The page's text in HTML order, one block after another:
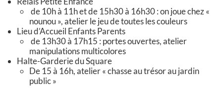
de 10h à 11h et de 15h30 à 16h30 : on joue chez «
nounou », atelier le jeu de toutes les couleurs
Lieu d’Accueil Enfants Parents
de 13h30 à 17h15 : portes ouvertes, atelier
manipulations multicolores
Halte-Garderie du Square
De 15 à 16h, atelier « chasse au trésor au jardin
public »